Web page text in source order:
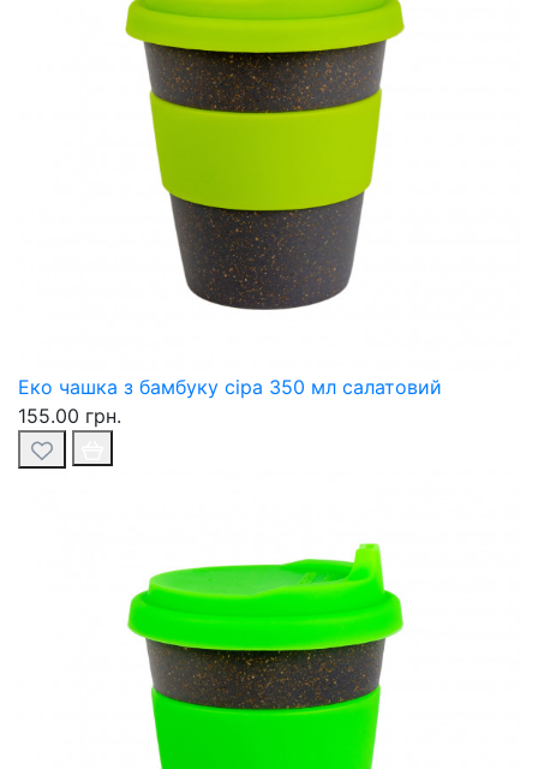
Еко чашка з бамбуку сіра 350 мл салатовий
155.00 грн.